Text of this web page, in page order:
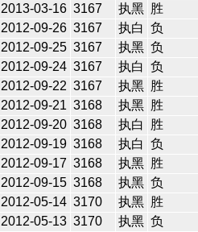
2013-03-16 3167 执黑 胜
2012-09-26 3167 执白 负
2012-09-25 3167 执黑 负
2012-09-24 3167 执白 负
2012-09-22 3167 执黑 胜
2012-09-21 3168 执黑 胜
2012-09-20 3168 执白 胜
2012-09-19 3168 执白 负
2012-09-17 3168 执黑 胜
2012-09-15 3168 执黑 负
2012-05-14 3170 执黑 胜
2012-05-13 3170 执黑 负